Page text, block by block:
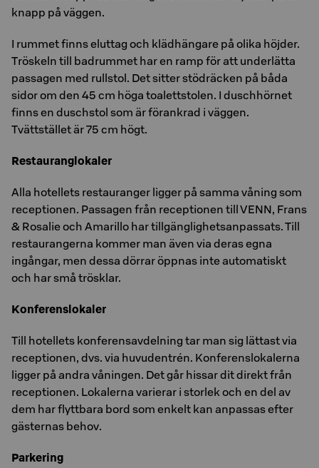
knapp på väggen.
I rummet finns eluttag och klädhängare på olika höjder.
Tröskeln till badrummet har en ramp för att underlätta
passagen med rullstol. Det sitter stödräcken på båda
sidor om den 45 cm höga toalettstolen. I duschhörnet
finns en duschstol som är förankrad i väggen.
Tvättstället är 75 cm högt.
Restauranglokaler
Alla hotellets restauranger ligger på samma våning som
receptionen. Passagen från receptionen till VENN, Frans
& Rosalie och Amarillo har tillgänglighetsanpassats. Till
restaurangerna kommer man även via deras egna
ingångar, men dessa dörrar öppnas inte automatiskt
och har små trösklar.
Konferenslokaler
Till hotellets konferensavdelning tar man sig lättast via
receptionen, dvs. via huvudentrén. Konferenslokalerna
ligger på andra våningen. Det går hissar dit direkt från
receptionen. Lokalerna varierar i storlek och en del av
dem har flyttbara bord som enkelt kan anpassas efter
gästernas behov.
Parkering